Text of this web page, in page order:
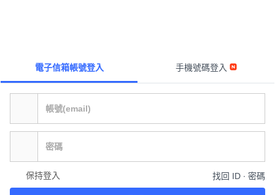
電子信箱帳號登入 手機號碼登入
保持登入 找回 ID ∙ 密碼